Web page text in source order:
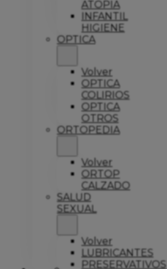
ATOPIA
INFANTIL
HIGIENE
OPTICA
Volver
OPTICA
COLIRIOS
OPTICA
OTROS
ORTOPEDIA
Volver
ORTOP
CALZADO
SALUD
SEXUAL
Volver
LUBRICANTES
PRESERVATIVOS